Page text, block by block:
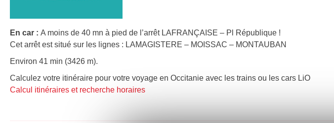
En car : A moins de 40 mn à pied de l’arrêt LAFRANÇAISE – Pl République !
Cet arrêt est situé sur les lignes : LAMAGISTERE – MOISSAC – MONTAUBAN
Environ 41 min (3426 m).
Calculez votre itinéraire pour votre voyage en Occitanie avec les trains ou les cars LiO
Calcul itinéraires et recherche horaires